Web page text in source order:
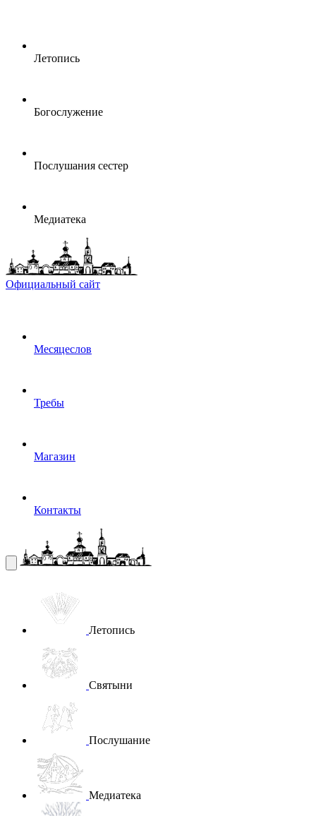
Летопись
Богослужение
Послушания сестер
Медиатека
Официальный сайт
Месяцеслов
Требы
Магазин
Контакты
Летопись
Святыни
Послушание
Медиатека